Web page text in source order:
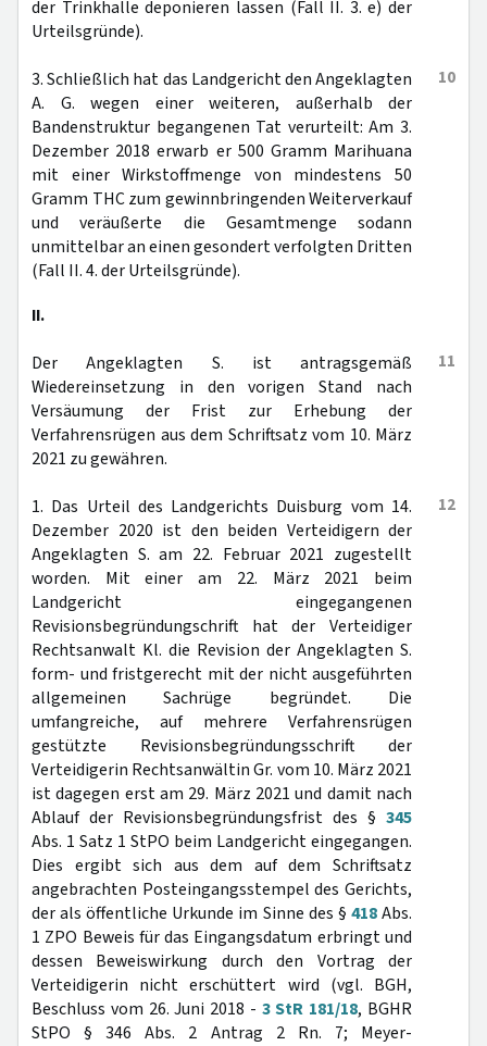
der Trinkhalle deponieren lassen (Fall II. 3. e) der
Urteilsgründe).
10
3. Schließlich hat das Landgericht den Angeklagten
A. G. wegen einer weiteren, außerhalb der
Bandenstruktur begangenen Tat verurteilt: Am 3.
Dezember 2018 erwarb er 500 Gramm Marihuana
mit einer Wirkstoffmenge von mindestens 50
Gramm THC zum gewinnbringenden Weiterverkauf
und veräußerte die Gesamtmenge sodann
unmittelbar an einen gesondert verfolgten Dritten
(Fall II. 4. der Urteilsgründe).
II.
11
Der Angeklagten S. ist antragsgemäß
Wiedereinsetzung in den vorigen Stand nach
Versäumung der Frist zur Erhebung der
Verfahrensrügen aus dem Schriftsatz vom 10. März
2021 zu gewähren.
12
1. Das Urteil des Landgerichts Duisburg vom 14.
Dezember 2020 ist den beiden Verteidigern der
Angeklagten S. am 22. Februar 2021 zugestellt
worden. Mit einer am 22. März 2021 beim
Landgericht eingegangenen
Revisionsbegründungschrift hat der Verteidiger
Rechtsanwalt Kl. die Revision der Angeklagten S.
form- und fristgerecht mit der nicht ausgeführten
allgemeinen Sachrüge begründet. Die
umfangreiche, auf mehrere Verfahrensrügen
gestützte Revisionsbegründungsschrift der
Verteidigerin Rechtsanwältin Gr. vom 10. März 2021
ist dagegen erst am 29. März 2021 und damit nach
Ablauf der Revisionsbegründungsfrist des § 345
Abs. 1 Satz 1 StPO beim Landgericht eingegangen.
Dies ergibt sich aus dem auf dem Schriftsatz
angebrachten Posteingangsstempel des Gerichts,
der als öffentliche Urkunde im Sinne des § 418Abs.
1 ZPO Beweis für das Eingangsdatum erbringt und
dessen Beweiswirkung durch den Vortrag der
Verteidigerin nicht erschüttert wird (vgl. BGH,
Beschluss vom 26. Juni 2018 - 3 StR 181/18, BGHR
StPO § 346 Abs. 2 Antrag 2 Rn. 7; Meyer-